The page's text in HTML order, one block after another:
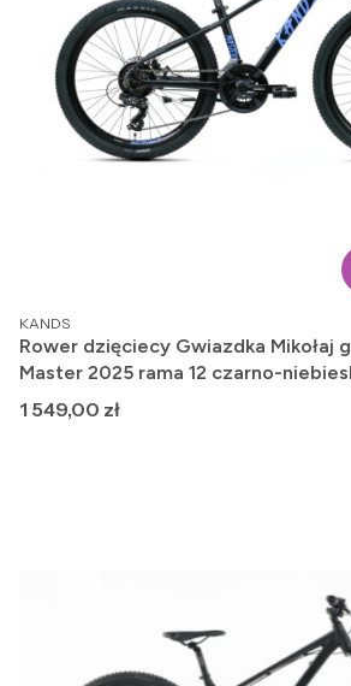
PRODUCENT
KANDS
Rower dzięciecy Gwiazdka Mikołaj
Master 2025 rama 12 czarno-
Cena
1 549,00 zł